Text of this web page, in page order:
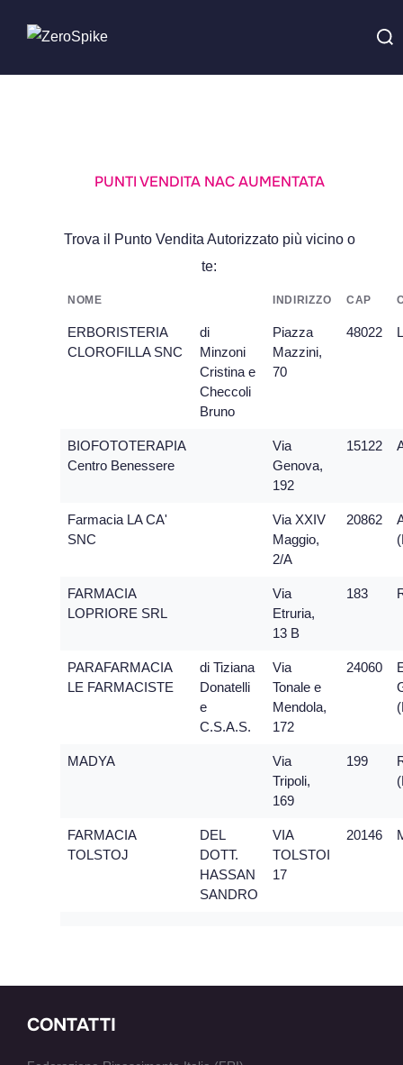
PUNTI VENDITA NAC AUMENTATA
Trova il Punto Vendita Autorizzato più vicino o
te:
NOME INDIRIZZO CAP
ERBORISTERIA
CLOROFILLA SNC
di
Minzoni
Cristina e
Checcoli
Bruno
Piazza
Mazzini,
70
48022
BIOFOTOTERAPIA
Centro Benessere
Via
Genova,
192
15122
Farmacia LA CA'
SNC
Via XXIV
Maggio,
2/A
20862
FARMACIA
LOPRIORE SRL
Via
Etruria,
13 B
183
PARAFARMACIA
LE FARMACISTE
di Tiziana
Donatelli
e
C.S.A.S.
Via
Tonale e
Mendola,
172
24060
MADYA
Via
Tripoli,
169
199
FARMACIA
TOLSTOJ
DEL
DOTT.
HASSAN
SANDRO
VIA
TOLSTOI
17
20146
CONTATTI